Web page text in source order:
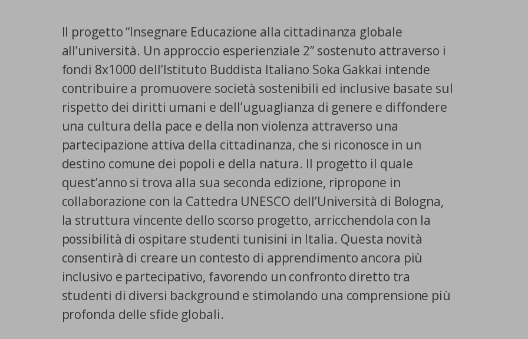
Il progetto “Insegnare Educazione alla cittadinanza globale
all’università. Un approccio esperienziale 2” sostenuto attraverso i
fondi 8x1000 dell’Istituto Buddista Italiano Soka Gakkai intende
contribuire a promuovere società sostenibili ed inclusive basate sul
rispetto dei diritti umani e dell’uguaglianza di genere e diffondere
una cultura della pace e della non violenza attraverso una
partecipazione attiva della cittadinanza, che si riconosce in un
destino comune dei popoli e della natura. Il progetto il quale
quest’anno si trova alla sua seconda edizione, ripropone in
collaborazione con la Cattedra UNESCO dell’Università di Bologna,
la struttura vincente dello scorso progetto, arricchendola con la
possibilità di ospitare studenti tunisini in Italia. Questa novità
consentirà di creare un contesto di apprendimento ancora più
inclusivo e partecipativo, favorendo un confronto diretto tra
studenti di diversi background e stimolando una comprensione più
profonda delle sfide globali.